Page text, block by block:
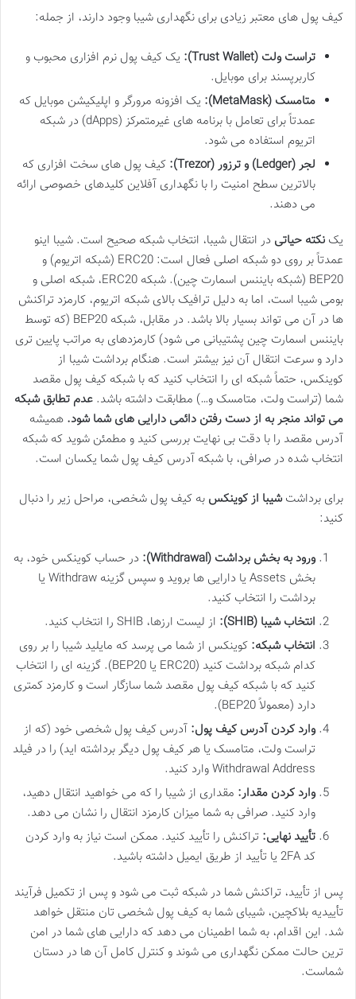
کیف پول های معتبر زیادی برای نگهداری شیبا وجود دارند، از جمله:
تراست ولت (Trust Wallet):
یک کیف پول نرم افزاری محبوب و
کاربرپسند برای موبایل.
متامسک (MetaMask):
یک افزونه مرورگر و اپلیکیشن موبایل که
عمدتاً برای تعامل با برنامه های غیرمتمرکز (dApps) در شبکه
اتریوم استفاده می شود.
لجر (Ledger) و ترزور (Trezor):
کیف پول های سخت افزاری که
بالاترین سطح امنیت را با نگهداری آفلاین کلیدهای خصوصی ارائه
می دهند.
یک نکته حیاتی در انتقال شیبا، انتخاب شبکه صحیح است. شیبا اینو
عمدتاً بر روی دو شبکه اصلی فعال است: ERC20 (شبکه اتریوم) و
BEP20 (شبکه بایننس اسمارت چین). شبکه ERC20، شبکه اصلی و
بومی شیبا است، اما به دلیل ترافیک بالای شبکه اتریوم، کارمزد تراکنش
ها در آن می تواند بسیار بالا باشد. در مقابل، شبکه BEP20 (که توسط
بایننس اسمارت چین پشتیبانی می شود) کارمزدهای به مراتب پایین تری
دارد و سرعت انتقال آن نیز بیشتر است. هنگام برداشت شیبا از
کوینکس، حتماً شبکه ای را انتخاب کنید که با شبکه کیف پول مقصد
شما (تراست ولت، متامسک و…) مطابقت داشته باشد. عدم تطابق شبکه
می تواند منجر به از دست رفتن دائمی دارایی های شما شود. همیشه
آدرس مقصد را با دقت بی نهایت بررسی کنید و مطمئن شوید که شبکه
انتخاب شده در صرافی، با شبکه آدرس کیف پول شما یکسان است.
برای برداشتشیبا از کوینکس به کیف پول شخصی، مراحل زیر را دنبال
کنید:
ورود به بخش برداشت (Withdrawal):
در حساب کوینکس خود، به
بخش Assets یا دارایی ها بروید و سپس گزینه Withdraw یا
برداشت را انتخاب کنید.
انتخاب شیبا (SHIB):
از لیست ارزها، SHIB را انتخاب کنید.
انتخاب شبکه: کوینکس از شما می پرسد که مایلید شیبا را بر روی
کدام شبکه برداشت کنید (ERC20 یا BEP20). گزینه ای را انتخاب
کنید که با شبکه کیف پول مقصد شما سازگار است و کارمزد کمتری
دارد (معمولاً BEP20).
وارد کردن آدرس کیف پول: آدرس کیف پول شخصی خود (که از
تراست ولت، متامسک یا هر کیف پول دیگر برداشته اید) را در فیلد
Withdrawal Address وارد کنید.
وارد کردن مقدار: مقداری از شیبا را که می خواهید انتقال دهید،
وارد کنید. صرافی به شما میزان کارمزد انتقال را نشان می دهد.
تأیید نهایی: تراکنش را تأیید کنید. ممکن است نیاز به وارد کردن
کد 2FA یا تأیید از طریق ایمیل داشته باشید.
پس از تأیید، تراکنش شما در شبکه ثبت می شود و پس از تکمیل فرآیند
تأییدیه بلاکچین، شیبای شما به کیف پول شخصی تان منتقل خواهد
شد. این اقدام، به شما اطمینان می دهد که دارایی های شما در امن
ترین حالت ممکن نگهداری می شوند و کنترل کامل آن ها در دستان
شماست.